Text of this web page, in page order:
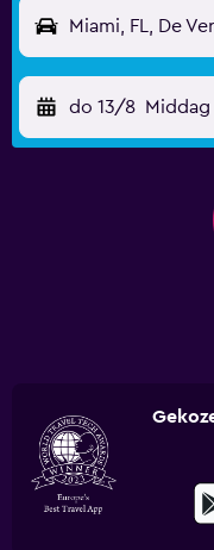
Miami, FL, De
do 13/8 Middag